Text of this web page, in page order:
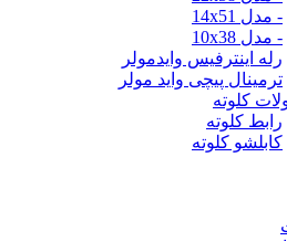
- مدل 14x51
- مدل 10x38
رله اینترفیس وایدمولر
ترمینال پیچی واید مولر
کلوته
رابط کلوته
کابلشو کلوته